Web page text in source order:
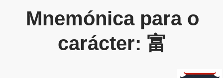
Mnemónica para o
carácter: 富